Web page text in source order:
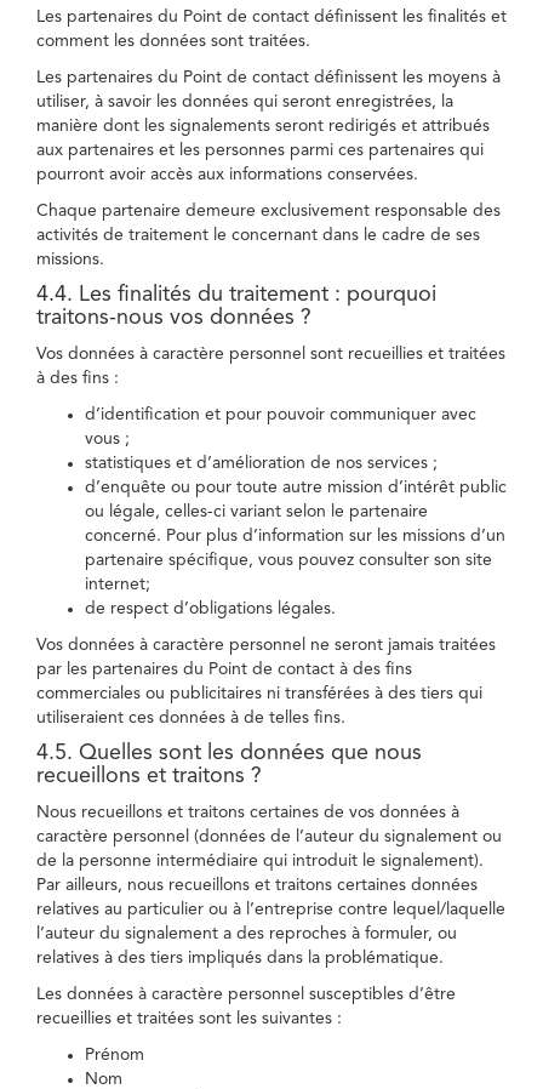
Les partenaires du Point de contact définissent les finalités et
comment les données sont traitées.
Les partenaires du Point de contact définissent les moyens à
utiliser, à savoir les données qui seront enregistrées, la
manière dont les signalements seront redirigés et attribués
aux partenaires et les personnes parmi ces partenaires qui
pourront avoir accès aux informations conservées.
Chaque partenaire demeure exclusivement responsable des
activités de traitement le concernant dans le cadre de ses
missions.
4.4. Les finalités du traitement : pourquoi
traitons-nous vos données ?
Vos données à caractère personnel sont recueillies et traitées
à des fins :
d’identification et pour pouvoir communiquer avec
vous ;
statistiques et d’amélioration de nos services ;
d’enquête ou pour toute autre mission d’intérêt public
ou légale, celles-ci variant selon le partenaire
concerné. Pour plus d’information sur les missions d’un
partenaire spécifique, vous pouvez consulter son site
internet;
de respect d’obligations légales.
Vos données à caractère personnel ne seront jamais traitées
par les partenaires du Point de contact à des fins
commerciales ou publicitaires ni transférées à des tiers qui
utiliseraient ces données à de telles fins.
4.5. Quelles sont les données que nous
recueillons et traitons ?
Nous recueillons et traitons certaines de vos données à
caractère personnel (données de l’auteur du signalement ou
de la personne intermédiaire qui introduit le signalement).
Par ailleurs, nous recueillons et traitons certaines données
relatives au particulier ou à l’entreprise contre lequel/laquelle
l’auteur du signalement a des reproches à formuler, ou
relatives à des tiers impliqués dans la problématique.
Les données à caractère personnel susceptibles d’être
recueillies et traitées sont les suivantes :
Prénom
Nom